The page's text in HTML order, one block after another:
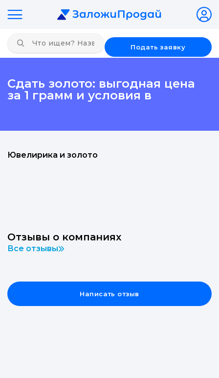
Подать заявку
Сдать золото: выгодная цена
за 1 грамм и условия в
Ювелирика и золото
Отзывы о компаниях
Все отзывы
Написать отзыв